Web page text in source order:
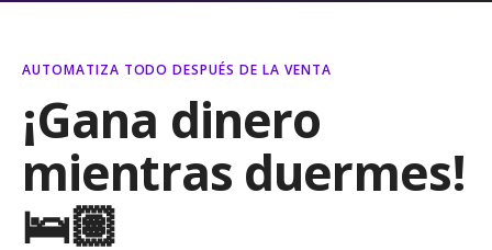
AUTOMATIZA TODO DESPUÉS DE LA VENTA
¡Gana dinero
mientras duermes!
🛌🏽